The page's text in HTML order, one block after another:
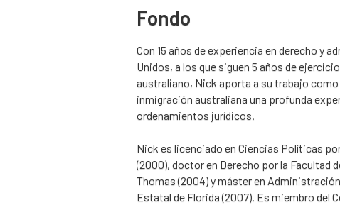
Fondo
Con 15 años de experiencia en derecho y
Unidos, a los que siguen 5 años de
australiano, Nick aporta a su trabajo
inmigración australiana una profunda
ordenamientos jurídicos.
Nick es licenciado en Ciencias Políticas
(2000), doctor en Derecho por la Facultad
Thomas (2004) y máster en
Estatal de Florida (2007). Es miembro del